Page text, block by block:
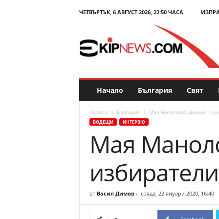
ЧЕТВЪРТЪК, 6 АВГУСТ 2026, 22:50 ЧАСА
E
p
N
Начало България Свят
Начало България Мая Манолова: Данаил
ВОДЕЩИ ИНТЕРВЮ
Мая
от Васил Димов- сряда, 22 януари 2020, 16:40